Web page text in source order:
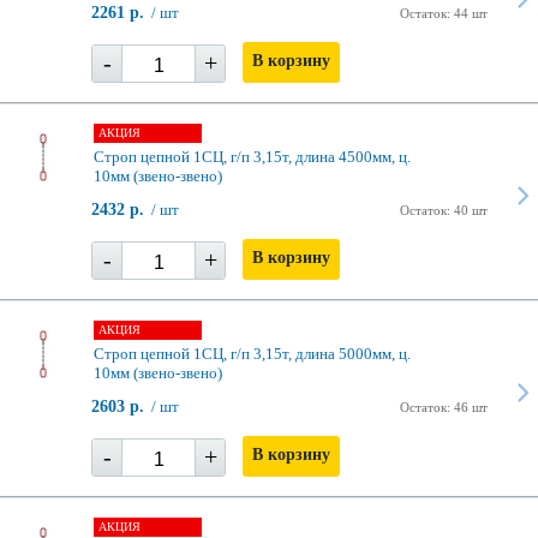
Остаток: 44 шт
2261 р. / шт
- + В корзину
АКЦИЯ
Строп цепной 1СЦ, г/п 3,15т, длина 4500мм, ц.
10мм (звено-звено)
Остаток: 40 шт
2432 р. / шт
- + В корзину
АКЦИЯ
Строп цепной 1СЦ, г/п 3,15т, длина 5000мм, ц.
10мм (звено-звено)
Остаток: 46 шт
2603 р. / шт
- + В корзину
АКЦИЯ